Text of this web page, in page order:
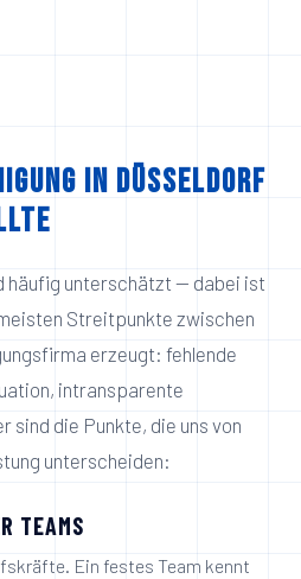
in Düsseldorf
häufig unterschätzt — dabei ist
Streitpunkte zwischen
erzeugt: fehlende
intransparente
sind die Punkte, die uns von
unterscheiden:
TEAMS
Ein festes Team kennt